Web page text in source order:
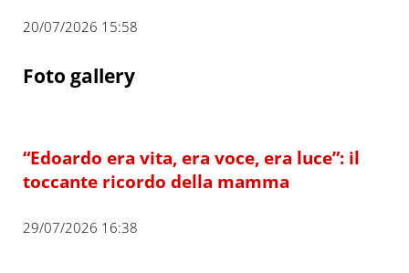
20/07/2026 15:58
Foto gallery
“Edoardo era vita, era voce, era luce”: il
toccante ricordo della mamma
29/07/2026 16:38